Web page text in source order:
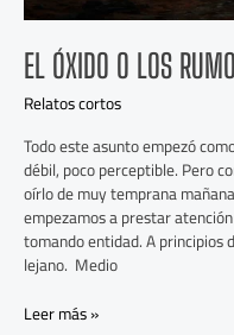
EL ÓXIDO O LOS
Relatos cortos
Todo este asunto empezó
débil, poco perceptible. Pero
oírlo de muy temprana
empezamos a prestar
tomando entidad. A principios
lejano. Medio
Leer más »